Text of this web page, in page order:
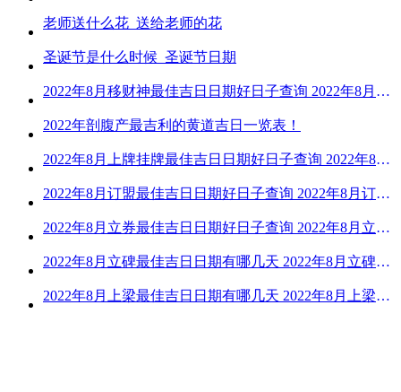
老师送什么花_送给老师的花
圣诞节是什么时候_圣诞节日期
2022年8月移财神最佳吉日日期好日子查询 2022年8月移财神吉日一览
2022年剖腹产最吉利的黄道吉日一览表！
2022年8月上牌挂牌最佳吉日日期好日子查询 2022年8月上牌吉日精选
2022年8月订盟最佳吉日日期好日子查询 2022年8月订盟黄道吉日一览
2022年8月立券最佳吉日日期好日子查询 2022年8月立券的黄道吉日一览
2022年8月立碑最佳吉日日期有哪几天 2022年8月立碑吉日查询
2022年8月上梁最佳吉日日期有哪几天 2022年8月上梁的黄道吉日